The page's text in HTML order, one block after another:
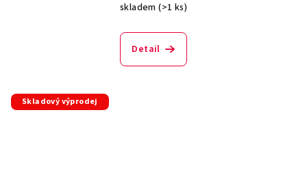
skladem(>1 ks)
Detail
Skladový výprodej